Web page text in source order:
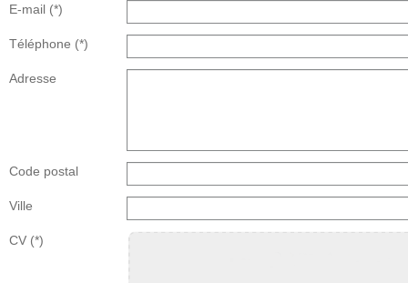
E-mail (*)
Téléphone (*)
Adresse
Code postal
Ville
CV (*)